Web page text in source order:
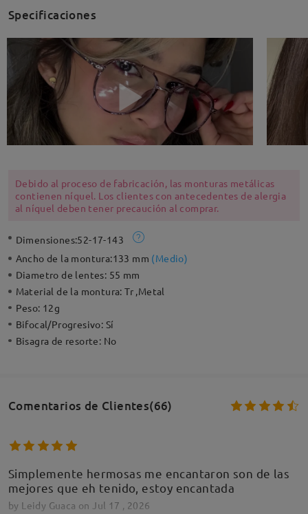
Specificaciones
Debido al proceso de fabricación, las monturas metálicas
contienen níquel. Los clientes con antecedentes de alergia
al níquel deben tener precaución al comprar.
Dimensiones:52-17-143
Ancho de la montura:133 mm (Medio)
Diametro de lentes: 55 mm
Material de la montura:Tr ,Metal
Peso: 12g
Bifocal/Progresivo: Sí
Bisagra de resorte: No
Comentarios de Clientes(66)
Simplemente hermosas me encantaron son de las
mejores que eh tenido, estoy encantada
by Leidy Guaca on Jul 17 , 2026